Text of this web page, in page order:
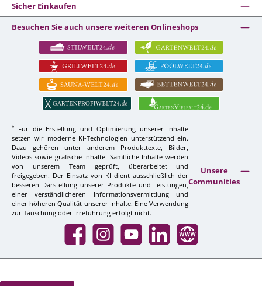
Sicher Einkaufen
Besuchen Sie auch unsere weiteren Onlineshops
*
Für die Erstellung und Optimierung unserer Inhalte
setzen wir moderne KI-Technologien unterstützend ein.
Dazu gehören unter anderem Produkttexte, Bilder,
Videos sowie grafische Inhalte. Sämtliche Inhalte werden
von unserem Team geprüft, überarbeitet und
freigegeben. Der Einsatz von KI dient ausschließlich der
besseren Darstellung unserer Produkte und Leistungen,
einer verständlicheren Informationsvermittlung und
einer höheren Qualität unserer Inhalte. Eine Verwendung
zur Täuschung oder Irreführung erfolgt nicht.
Unsere
Communities
Facebook InstagramYouTube LinkedIn Website